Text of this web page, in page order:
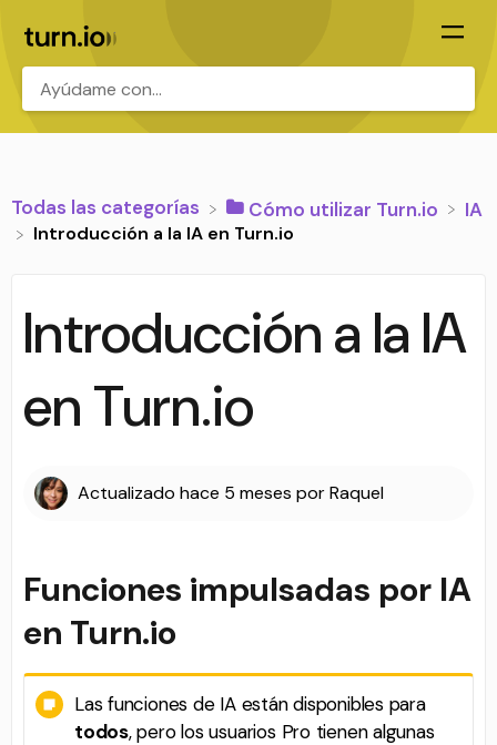
Todas las categorías ​Cómo utilizar Turn.io ​IA
Introducción a la IA en Turn.io
Introducción a la IA
en Turn.io
Actualizado hace 5 meses porRaquel
Funciones impulsadas por IA
en Turn.io
Las funciones de IA están disponibles para
todos, pero los usuarios Pro tienen algunas
.